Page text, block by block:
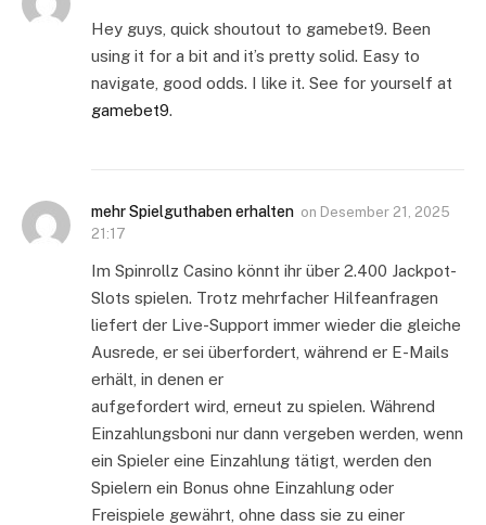
Hey guys, quick shoutout to gamebet9. Been
using it for a bit and it’s pretty solid. Easy to
navigate, good odds. I like it. See for yourself at
gamebet9.
mehr Spielguthaben erhalten on Desember 21, 2025
21:17
Im Spinrollz Casino könnt ihr über 2.400 Jackpot-
Slots spielen. Trotz mehrfacher Hilfeanfragen
liefert der Live-Support immer wieder die gleiche
Ausrede, er sei überfordert, während er E-Mails
erhält, in denen er
aufgefordert wird, erneut zu spielen. Während
Einzahlungsboni nur dann vergeben werden, wenn
ein Spieler eine Einzahlung tätigt, werden den
Spielern ein Bonus ohne Einzahlung oder
Freispiele gewährt, ohne dass sie zu einer